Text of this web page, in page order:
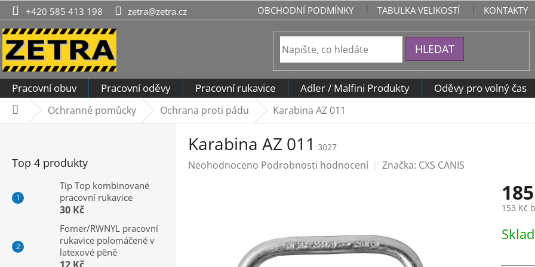
Přejít
na
obsah
+420 585 413 198 zetra@zetra.cz OBCHODNÍ PODMÍNKY TABULKA VELIKOSTÍ KONTAKTY
HLEDAT
Pracovní obuv Pracovní oděvy Pracovní rukavice Adler / Malfini Produkty Oděvy pro volný čas
DomůOchranné pomůcky Ochrana proti pádu Karabina AZ 011
Top 4 produkty
Tip Top kombinované
pracovní rukavice
30 Kč
Fomer/RWNYL pracovní
rukavice polomáčené v
latexové pěně
Karabina AZ 011 3027
Průměrné
Neohodnoceno Podrobnosti hodnocení Značka: CXS CANIS
153 Kč
cena: